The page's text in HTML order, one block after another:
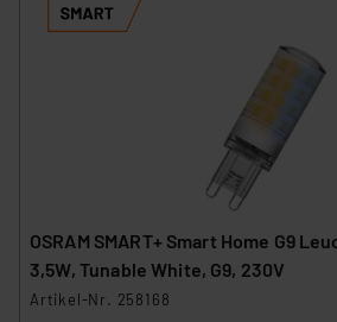
OSRAM SMART+ Smart Home G9
3,5W, Tunable White, G9, 230V
Artikel-Nr. 258168